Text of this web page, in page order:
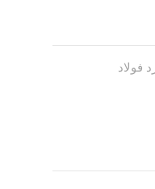
فولاد